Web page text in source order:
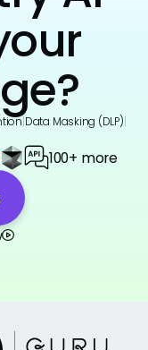
Data Masking (DLP)
100+ more